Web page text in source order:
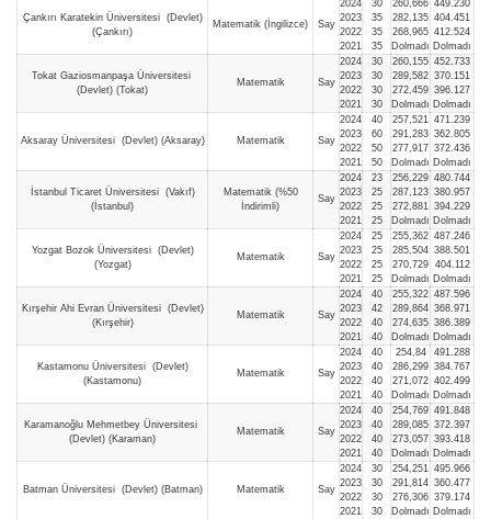
Çankırı Karatekin Üniversitesi (Devlet)
(Çankırı)
Matematik (İngilizce) Say
2024
2023
2022
2021
30
35
35
35
260,666
282,135
268,965
Dolmadı
449.230
404.451
412.524
Dolmadı
Tokat Gaziosmanpaşa Üniversitesi
(Devlet) (Tokat)
Matematik Say
2024
2023
2022
2021
30
30
30
30
260,155
289,582
272,459
Dolmadı
452.733
370.151
396.127
Dolmadı
Aksaray Üniversitesi (Devlet) (Aksaray) Matematik Say
2024
2023
2022
2021
40
60
50
50
257,521
291,283
277,917
Dolmadı
471.239
362.805
372.436
Dolmadı
İstanbul Ticaret Üniversitesi (Vakıf)
(İstanbul)
Matematik (%50
İndirimli)
Say
2024
2023
2022
2021
23
25
25
25
256,229
287,123
272,881
Dolmadı
480.744
380.957
394.229
Dolmadı
Yozgat Bozok Üniversitesi (Devlet)
(Yozgat)
Matematik Say
2024
2023
2022
2021
25
25
25
25
255,362
285,504
270,729
Dolmadı
487.246
388.501
404.112
Dolmadı
Kırşehir Ahi Evran Üniversitesi (Devlet)
(Kırşehir)
Matematik Say
2024
2023
2022
2021
40
42
40
40
255,322
289,864
274,635
Dolmadı
487.596
368.971
386.389
Dolmadı
Kastamonu Üniversitesi (Devlet)
(Kastamonu)
Matematik Say
2024
2023
2022
2021
40
40
40
40
254,84
286,299
271,072
Dolmadı
491.288
384.767
402.499
Dolmadı
Karamanoğlu Mehmetbey Üniversitesi
(Devlet) (Karaman)
Matematik Say
2024
2023
2022
2021
40
40
40
40
254,769
289,085
273,057
Dolmadı
491.848
372.397
393.418
Dolmadı
Batman Üniversitesi (Devlet) (Batman) Matematik Say
2024
2023
2022
2021
30
30
30
30
254,251
291,814
276,306
Dolmadı
495.966
360.477
379.174
Dolmadı